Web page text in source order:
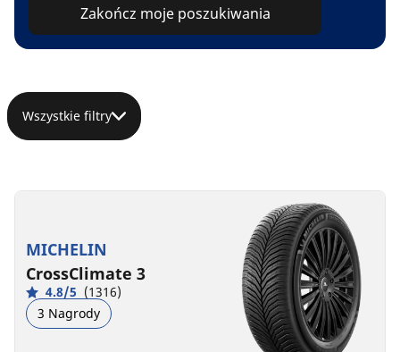
Zakończ moje poszukiwania
Wszystkie filtry
MICHELIN
CrossClimate 3
4.8/5 (1316)
3 Nagrody